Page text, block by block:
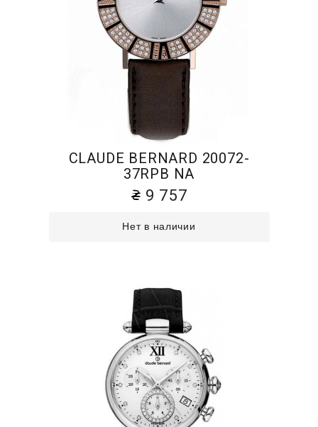
CLAUDE BERNARD 20072-
37RPB NA
9 757
Нет в наличии